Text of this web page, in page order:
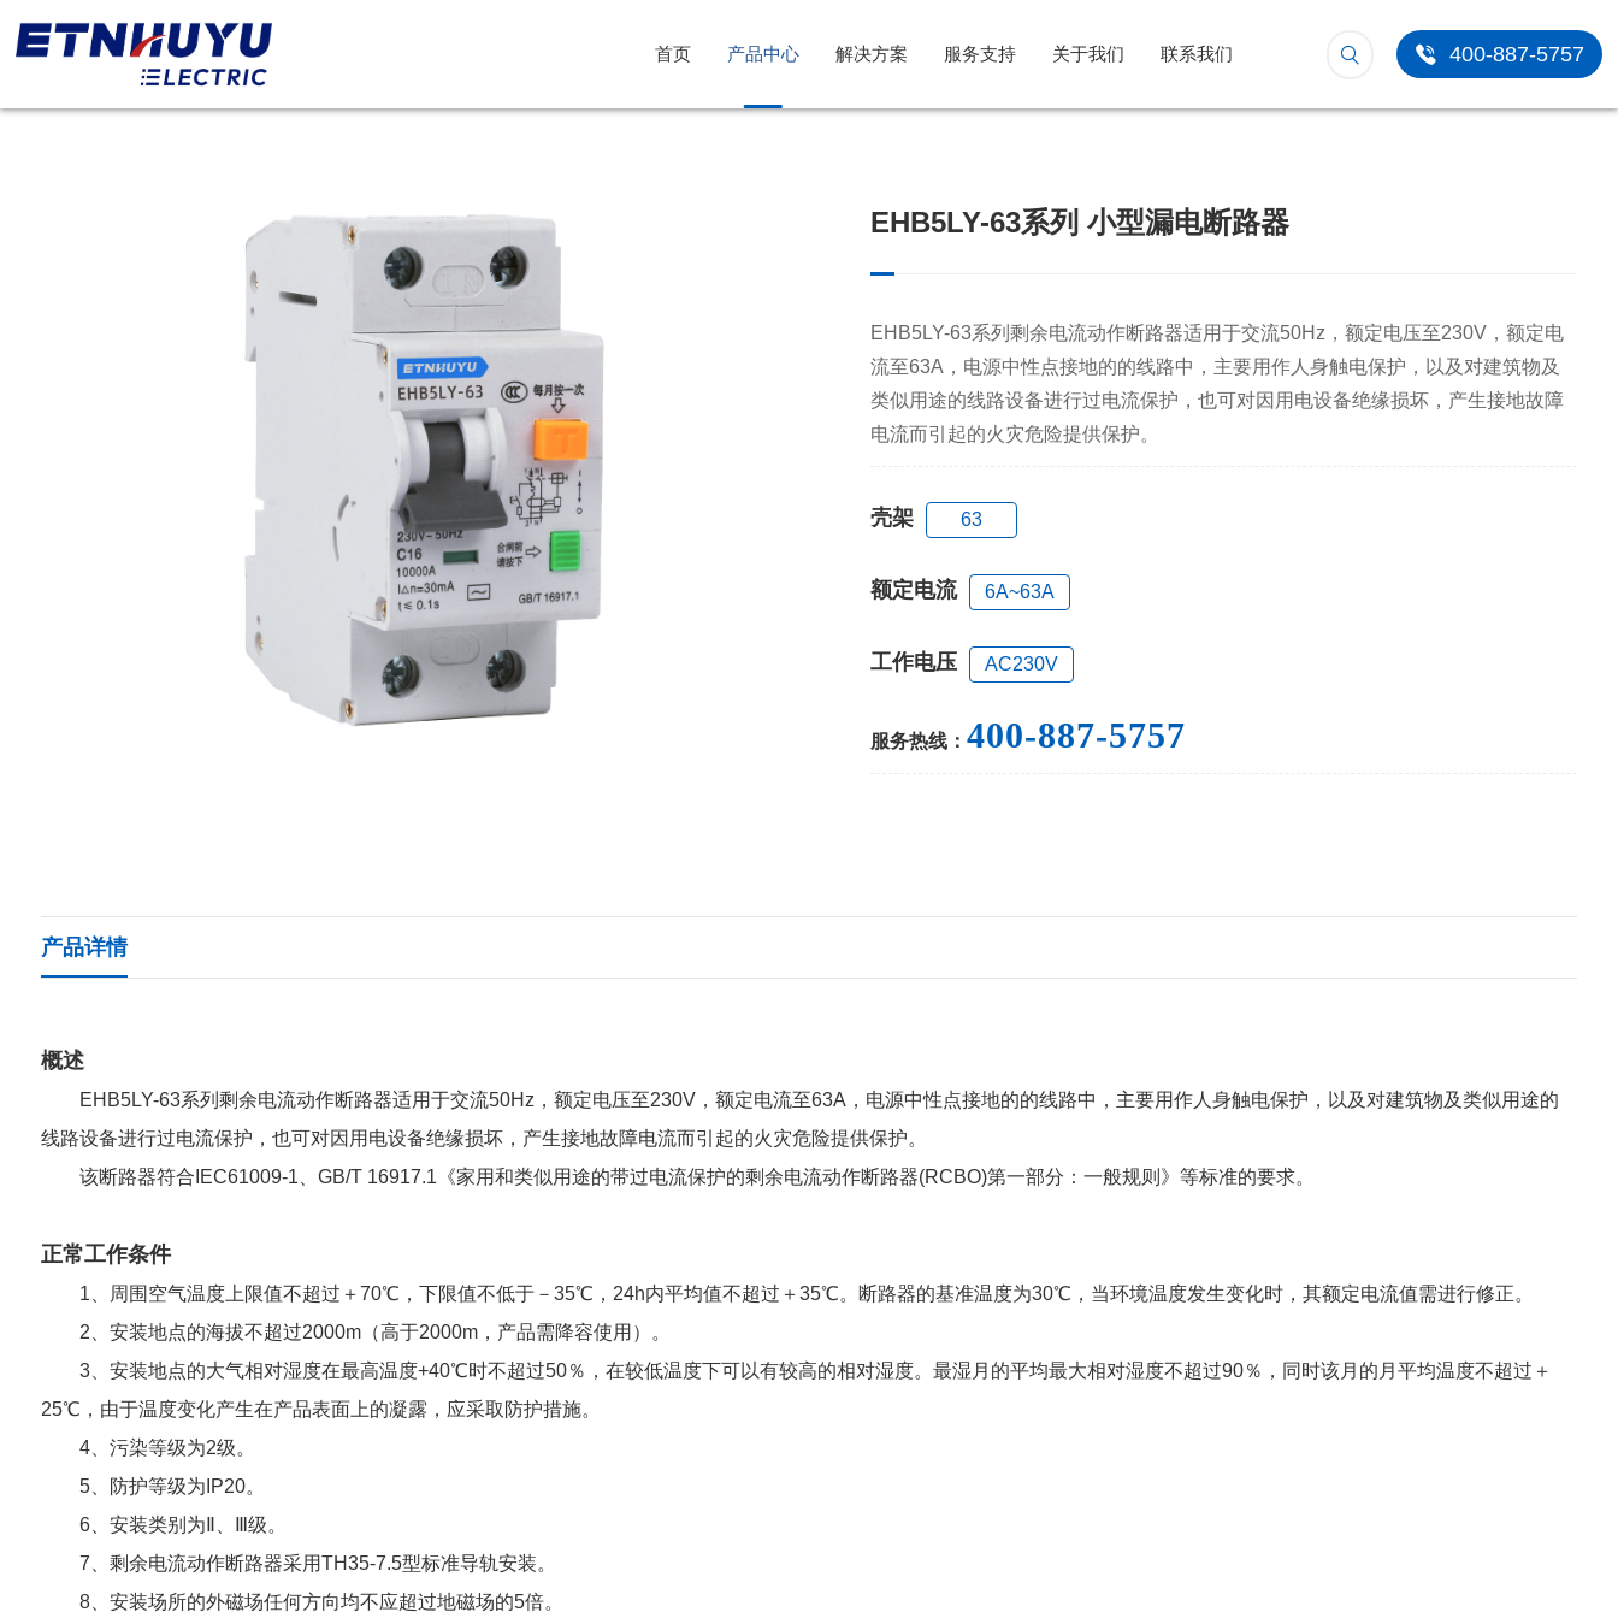
首页 产品中心 解决方案 服务支持 关于我们 联系我们 400-887-5757
EHB5LY-63系列 小型漏电断路器
EHB5LY-63系列剩余电流动作断路器适用于交流50Hz，额定电压至230V，额定电
流至63A，电源中性点接地的的线路中，主要用作人身触电保护，以及对建筑物及
类似用途的线路设备进行过电流保护，也可对因用电设备绝缘损坏，产生接地故障
电流而引起的火灾危险提供保护。
壳架 63
额定电流 6A~63A
工作电压 AC230V
服务热线：400-887-5757
产品详情
概述
EHB5LY-63系列剩余电流动作断路器适用于交流50Hz，额定电压至230V，额定电流至63A，电源中性点接地的的线路中，主要用作人身触电保护，以及对建筑物及类似用途的
线路设备进行过电流保护，也可对因用电设备绝缘损坏，产生接地故障电流而引起的火灾危险提供保护。
该断路器符合IEC61009-1、GB/T 16917.1《家用和类似用途的带过电流保护的剩余电流动作断路器(RCBO)第一部分：一般规则》等标准的要求。
正常工作条件
1、周围空气温度上限值不超过＋70℃，下限值不低于－35℃，24h内平均值不超过＋35℃。断路器的基准温度为30℃，当环境温度发生变化时，其额定电流值需进行修正。
2、安装地点的海拔不超过2000m（高于2000m，产品需降容使用）。
3、安装地点的大气相对湿度在最高温度+40℃时不超过50％，在较低温度下可以有较高的相对湿度。最湿月的平均最大相对湿度不超过90％，同时该月的月平均温度不超过＋
25℃，由于温度变化产生在产品表面上的凝露，应采取防护措施。
4、污染等级为2级。
5、防护等级为IP20。
6、安装类别为Ⅱ、Ⅲ级。
7、剩余电流动作断路器采用TH35-7.5型标准导轨安装。
8、安装场所的外磁场任何方向均不应超过地磁场的5倍。